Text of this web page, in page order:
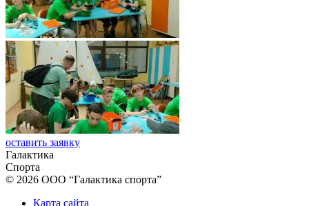
оставить заявку
Галактика
Спорта
© 2026 ООО “Галактика спорта”
Карта сайта